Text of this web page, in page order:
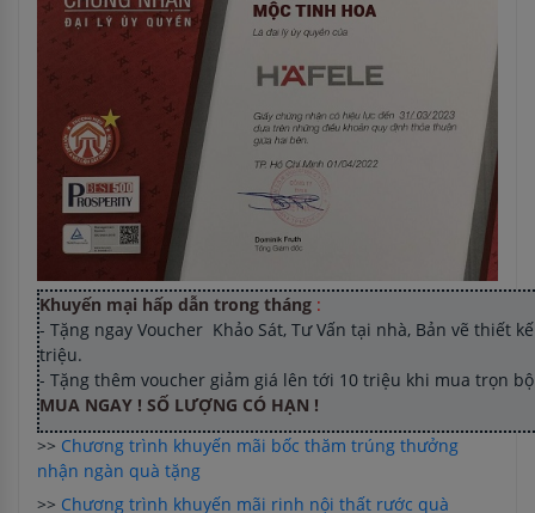
Khuyến mại hấp dẫn trong tháng :
- Tặng ngay Voucher Khảo Sát, Tư Vấn tại nhà, Bản vẽ thiết
triệu.
- Tặng thêm voucher giảm giá lên tới 10 triệu khi mua trọn
MUA NGAY ! SỐ LƯỢNG CÓ HẠN !
>> Chương trình khuyến mãi bốc thăm trúng thưởng
nhận ngàn quà tặng
>> Chương trình khuyến mãi rinh nội thất rước quà